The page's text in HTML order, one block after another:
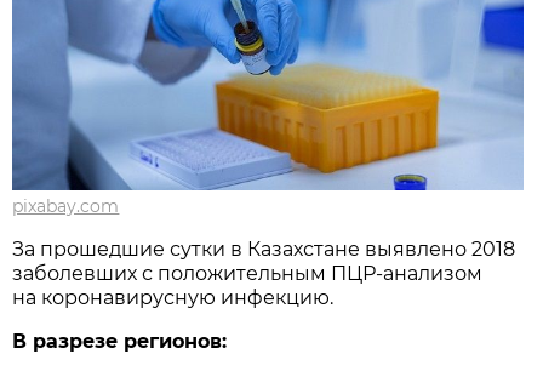
pixabay.com
За прошедшие сутки в Казахстане выявлено 2018
заболевших с положительным ПЦР-анализом
на коронавирусную инфекцию.
В разрезе регионов: